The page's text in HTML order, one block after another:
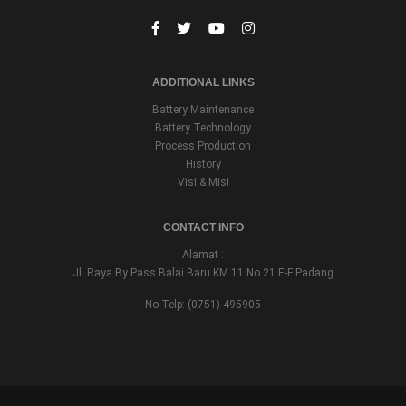
ADDITIONAL LINKS
Battery Maintenance
Battery Technology
Process Production
History
Visi & Misi
CONTACT INFO
Alamat :
Jl. Raya By Pass Balai Baru KM 11 No 21 E-F Padang
No Telp: (0751) 495905